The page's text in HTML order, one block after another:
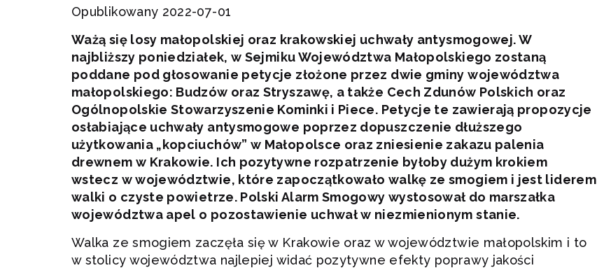
Opublikowany 2022-07-01
Ważą się losy małopolskiej oraz krakowskiej uchwały antysmogowej. W
najbliższy poniedziałek, w Sejmiku Województwa Małopolskiego zostaną
poddane pod głosowanie petycje złożone przez dwie gminy województwa
małopolskiego: Budzów oraz Stryszawę, a także Cech Zdunów Polskich oraz
Ogólnopolskie Stowarzyszenie Kominki i Piece. Petycje te zawierają propozycje
osłabiające uchwały antysmogowe poprzez dopuszczenie dłuższego
użytkowania „kopciuchów” w Małopolsce oraz zniesienie zakazu palenia
drewnem w Krakowie. Ich pozytywne rozpatrzenie byłoby dużym krokiem
wstecz w województwie, które zapoczątkowało walkę ze smogiem i jest liderem
walki o czyste powietrze. Polski Alarm Smogowy wystosował do marszałka
województwa apel o pozostawienie uchwał w niezmienionym stanie.
Walka ze smogiem zaczęła się w Krakowie oraz w województwie małopolskim i to
w stolicy województwa najlepiej widać pozytywne efekty poprawy jakości